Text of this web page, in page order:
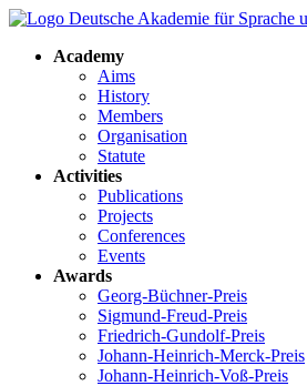
Academy
Aims
History
Members
Organisation
Statute
Activities
Publications
Projects
Conferences
Events
Awards
Georg-Büchner-Preis
Sigmund-Freud-Preis
Friedrich-Gundolf-Preis
Johann-Heinrich-Merck-Preis
Johann-Heinrich-Voß-Preis